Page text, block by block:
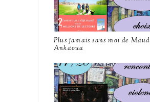
Plus jamais sans moi de Maud
Ankaoua